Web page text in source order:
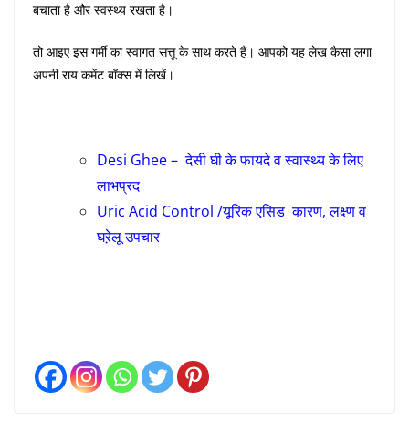
बचाता है और स्वस्थ्य रखता है।
तो आइए इस गर्मी का स्वागत सत्तू के साथ करते हैं। आपको यह लेख कैसा लगा
अपनी राय कमेंट बॉक्स में लिखें।
Desi Ghee – देसी घी के फायदे व स्वास्थ्य के लिए
लाभप्रद
Uric Acid Control /यूरिक एसिड कारण, लक्ष्ण व
घऱेलू उपचार